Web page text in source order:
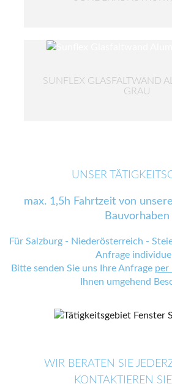
SUNFLEX GLASFALTWAND
GRAU
UNSER
max. 1,5h Fahrtzeit von
Bauvorhaben
Für Salzburg - Niederösterreich -
Anfrage
Bitte senden Sie uns Ihre Anfrage per
Ihnen umgehend
WIR BERATEN SIE
KONTAKTIEREN